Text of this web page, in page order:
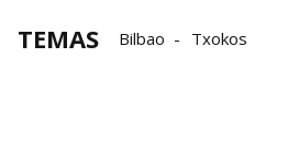
TEMAS Bilbao Txokos